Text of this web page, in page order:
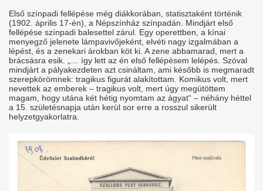
Első színpadi fellépése még diákkorában, statisztaként történik
(1902. április 17-én), a Népszínház színpadán. Mindjárt első
fellépése színpadi balesettel zárul. Egy operettben, a kínai
menyegző jelenete lámpavivőjeként, elvéti nagy izgalmában a
lépést, és a zenekari árokban köt ki. A zene abbamarad, mert a
brácsásra esik. „… így lett az én első fellépésem lelépés. Szóval
mindjárt a pályakezdeten azt csináltam, ami később is megmaradt
szerepkörömnek: tragikus figurát alakítottam. Komikus volt, mert
nevettek az emberek – tragikus volt, mert úgy megütöttem
magam, hogy utána két hétig nyomtam az ágyat“ – néhány héttel
a 15. születésnapja után kerül sor erre a rosszul sikerült
helyzetgyakorlatra.